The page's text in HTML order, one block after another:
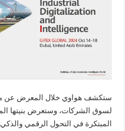
ستكشف هواوي خلال المعرض عن
لسوق الشركات، وستعرض بنيتها
المبتكرة في التحول الرقمي